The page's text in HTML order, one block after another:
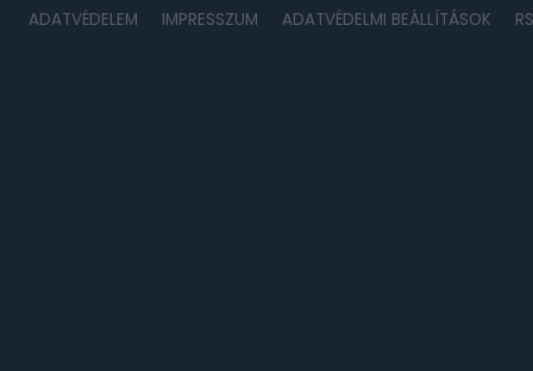
ADATVÉDELEM IMPRESSZUM ADATVÉDELMI BEÁLLÍTÁSOK